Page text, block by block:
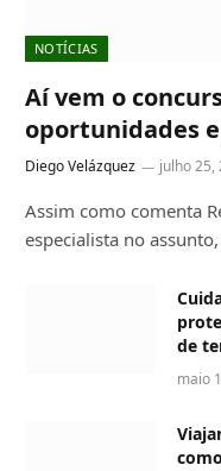
NOTÍCIAS
Aí vem o
oportunidades
Diego Velázquez julho 25,
Assim como comenta
especialista no
de
maio